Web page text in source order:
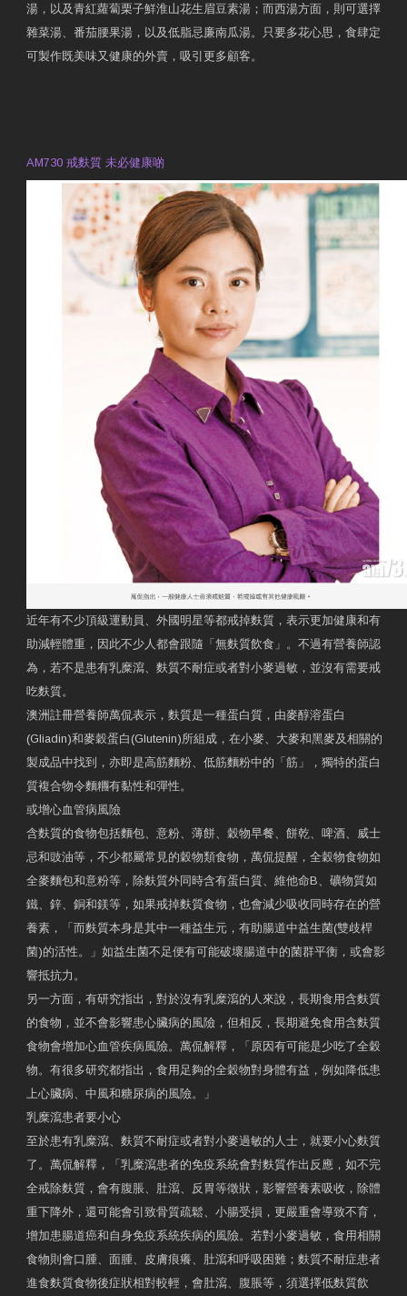
湯，以及青紅蘿蔔栗子鮮淮山花生眉豆素湯；而西湯方面，則可選擇
雜菜湯、番茄腰果湯，以及低脂忌廉南瓜湯。只要多花心思，食肆定
可製作既美味又健康的外賣，吸引更多顧客。
AM730 戒麩質 未必健康啲
近年有不少頂級運動員、外國明星等都戒掉麩質，表示更加健康和有
助減輕體重，因此不少人都會跟隨「無麩質飲食」。不過有營養師認
為，若不是患有乳糜瀉、麩質不耐症或者對小麥過敏，並沒有需要戒
吃麩質。
澳洲註冊營養師萬侃表示，麩質是一種蛋白質，由麥醇溶蛋白
(Gliadin)和麥穀蛋白(Glutenin)所組成，在小麥、大麥和黑麥及相關的
製成品中找到，亦即是高筋麵粉、低筋麵粉中的「筋」，獨特的蛋白
質複合物令麵糰有黏性和彈性。
或增心血管病風險
含麩質的食物包括麵包、意粉、薄餅、穀物早餐、餅乾、啤酒、威士
忌和豉油等，不少都屬常見的穀物類食物，萬侃提醒，全穀物食物如
全麥麵包和意粉等，除麩質外同時含有蛋白質、維他命B、礦物質如
鐵、鋅、銅和鎂等，如果戒掉麩質食物，也會減少吸收同時存在的營
養素，「而麩質本身是其中一種益生元，有助腸道中益生菌(雙歧桿
菌)的活性。」如益生菌不足便有可能破壞腸道中的菌群平衡，或會影
響抵抗力。
另一方面，有研究指出，對於沒有乳糜瀉的人來說，長期食用含麩質
的食物，並不會影響患心臟病的風險，但相反，長期避免食用含麩質
食物會增加心血管疾病風險。萬侃解釋，「原因有可能是少吃了全穀
物。有很多研究都指出，食用足夠的全穀物對身體有益，例如降低患
上心臟病、中風和糖尿病的風險。」
乳糜瀉患者要小心
至於患有乳糜瀉、麩質不耐症或者對小麥過敏的人士，就要小心麩質
了。萬侃解釋，「乳糜瀉患者的免疫系統會對麩質作出反應，如不完
全戒除麩質，會有腹脹、肚瀉、反胃等徵狀，影響營養素吸收，除體
重下降外，還可能會引致骨質疏鬆、小腸受損，更嚴重會導致不育，
增加患腸道癌和自身免疫系統疾病的風險。若對小麥過敏，食用相關
食物則會口腫、面腫、皮膚痕癢、肚瀉和呼吸困難；麩質不耐症患者
進食麩質食物後症狀相對較輕，會肚瀉、腹脹等，須選擇低麩質飲